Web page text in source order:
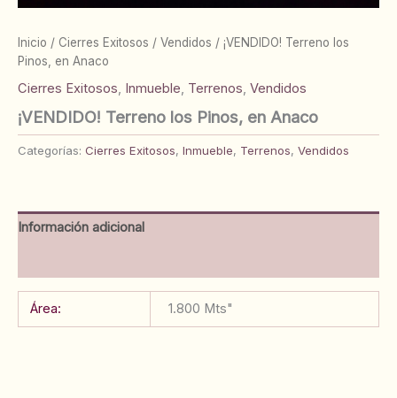
Inicio / Cierres Exitosos / Vendidos / ¡VENDIDO! Terreno los
Pinos, en Anaco
Cierres Exitosos, Inmueble, Terrenos, Vendidos
¡VENDIDO! Terreno los Pinos, en Anaco
Categorías: Cierres Exitosos, Inmueble, Terrenos, Vendidos
Información adicional
Área: 1.800 Mts"